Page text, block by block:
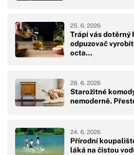
Trápí vás dotěrný
odpuzovač
octa…
25. 6. 2026
Starožitné
nemoderně.
28. 6. 2026
Přírodní
láká na čistou
24. 6. 2026